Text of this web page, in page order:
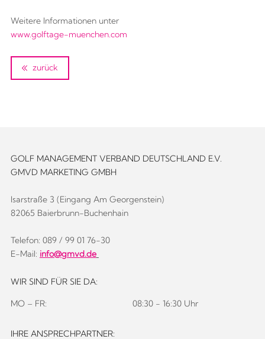
Weitere Informationen unter
www.golftage-muenchen.com
zurück
GOLF MANAGEMENT VERBAND DEUTSCHLAND E.V.
GMVD MARKETING GMBH
Isarstraße 3 (Eingang Am Georgenstein)
82065 Baierbrunn-Buchenhain
Telefon: 089 / 99 01 76-30
E-Mail: info@gmvd.de
WIR SIND FÜR SIE DA:
MO – FR: 08:30 - 16:30 Uhr
IHRE ANSPRECHPARTNER: